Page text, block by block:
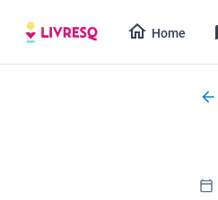
Home